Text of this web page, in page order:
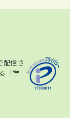
配信さ
「学